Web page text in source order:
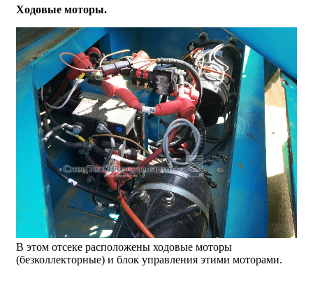
Ходовые моторы.
В этом отсеке расположены ходовые моторы
(безколлекторные) и блок управления этими моторами.